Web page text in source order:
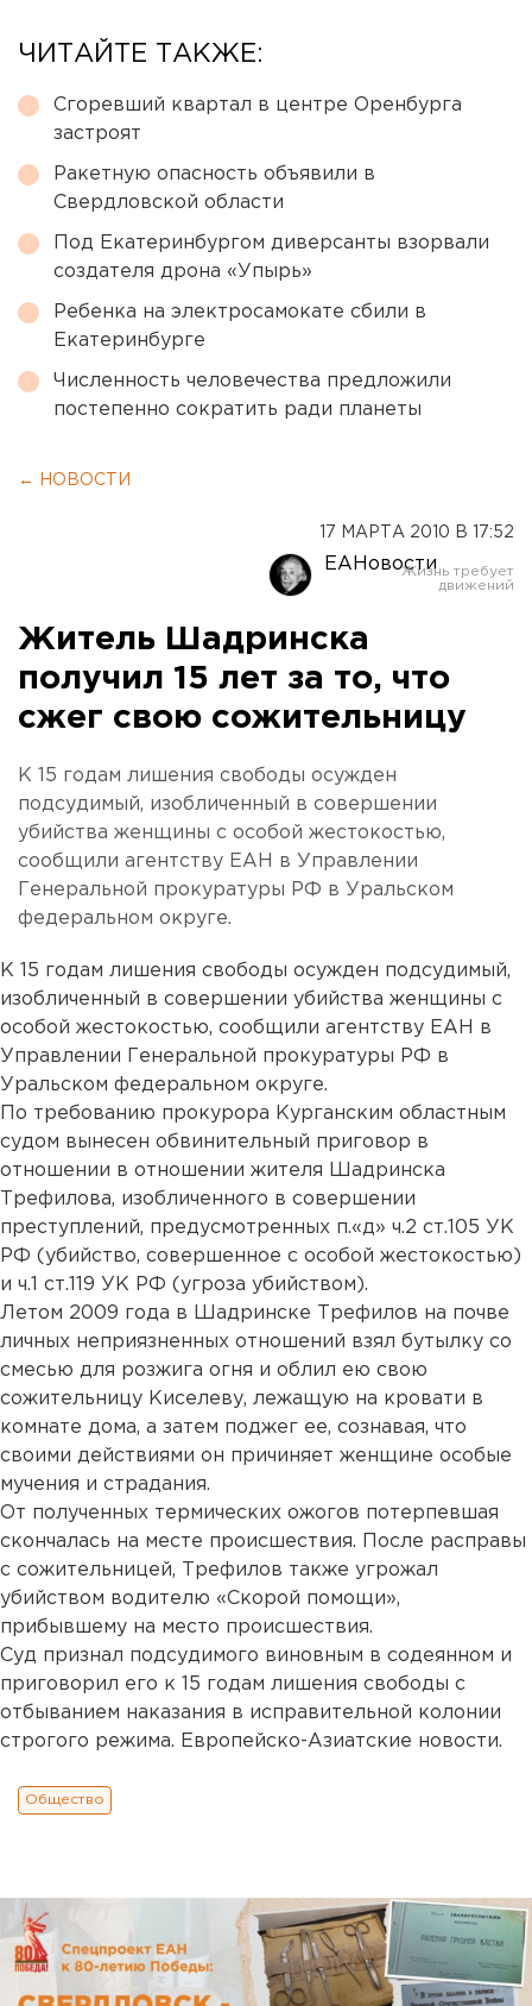
ЧИТАЙТЕ ТАКЖЕ:
Сгоревший квартал в центре Оренбурга
застроят
Ракетную опасность объявили в
Свердловской области
Под Екатеринбургом диверсанты взорвали
создателя дрона «Упырь»
Ребенка на электросамокате сбили в
Екатеринбурге
Численность человечества предложили
постепенно сократить ради планеты
← НОВОСТИ
17 МАРТА 2010 В 17:52
ЕАНовости
Житель Шадринска
получил 15 лет за то, что
сжег свою сожительницу
К 15 годам лишения свободы осужден
подсудимый, изобличенный в совершении
убийства женщины с особой жестокостью,
сообщили агентству ЕАН в Управлении
Генеральной прокуратуры РФ в Уральском
федеральном округе.
К 15 годам лишения свободы осужден подсудимый,
изобличенный в совершении убийства женщины с
особой жестокостью, сообщили агентству ЕАН в
Управлении Генеральной прокуратуры РФ в
Уральском федеральном округе.
По требованию прокурора Курганским областным
судом вынесен обвинительный приговор в
отношении в отношении жителя Шадринска
Трефилова, изобличенного в совершении
преступлений, предусмотренных п.«д» ч.2 ст.105 УК
РФ (убийство, совершенное с особой жестокостью)
и ч.1 ст.119 УК РФ (угроза убийством).
Летом 2009 года в Шадринске Трефилов на почве
личных неприязненных отношений взял бутылку со
смесью для розжига огня и облил ею свою
сожительницу Киселеву, лежащую на кровати в
комнате дома, а затем поджег ее, сознавая, что
своими действиями он причиняет женщине особые
мучения и страдания.
От полученных термических ожогов потерпевшая
скончалась на месте происшествия. После расправы
с сожительницей, Трефилов также угрожал
убийством водителю «Скорой помощи»,
прибывшему на место происшествия.
Суд признал подсудимого виновным в содеянном и
приговорил его к 15 годам лишения свободы с
отбыванием наказания в исправительной колонии
строгого режима. Европейско-Азиатские новости.
Общество